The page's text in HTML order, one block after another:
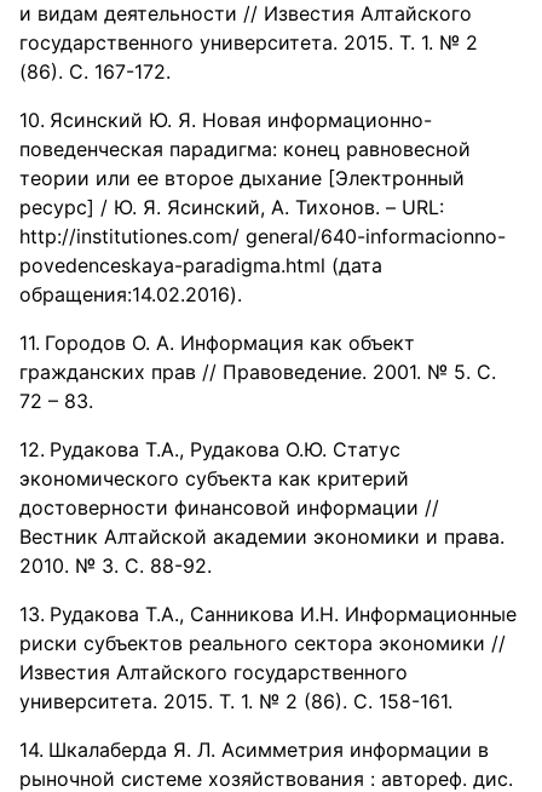
и видам деятельности // Известия Алтайского
государственного университета. 2015. Т. 1. № 2
(86). С. 167-172.
Ясинский Ю. Я. Новая информационно-
поведенческая парадигма: конец равновесной
теории или ее второе дыхание [Электронный
ресурс] / Ю. Я. Ясинский, А. Тихонов. – URL:
http://institutiones.com/ general/640-informacionno-
povedenceskaya-paradigma.html (дата
обращения:14.02.2016).
Городов О. А. Информация как объект
гражданских прав // Правоведение. 2001. № 5. С.
72 – 83.
Рудакова Т.А., Рудакова О.Ю. Статус
экономического субъекта как критерий
достоверности финансовой информации //
Вестник Алтайской академии экономики и права.
2010. № 3. С. 88-92.
Рудакова Т.А., Санникова И.Н. Информационные
риски субъектов реального сектора экономики //
Известия Алтайского государственного
университета. 2015. Т. 1. № 2 (86). С. 158-161.
Шкалаберда Я. Л. Асимметрия информации в
рыночной системе хозяйствования : автореф. дис.